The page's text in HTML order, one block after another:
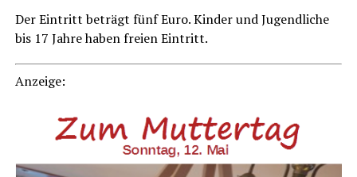
Der Ein­tritt beträgt fünf Euro. Kin­der und Jugend­li­che
bis 17 Jah­re haben frei­en Eintritt.
Anzei­ge: